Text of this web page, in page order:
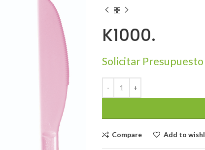
K1000.
Solicitar Presupuesto
Compare Add to